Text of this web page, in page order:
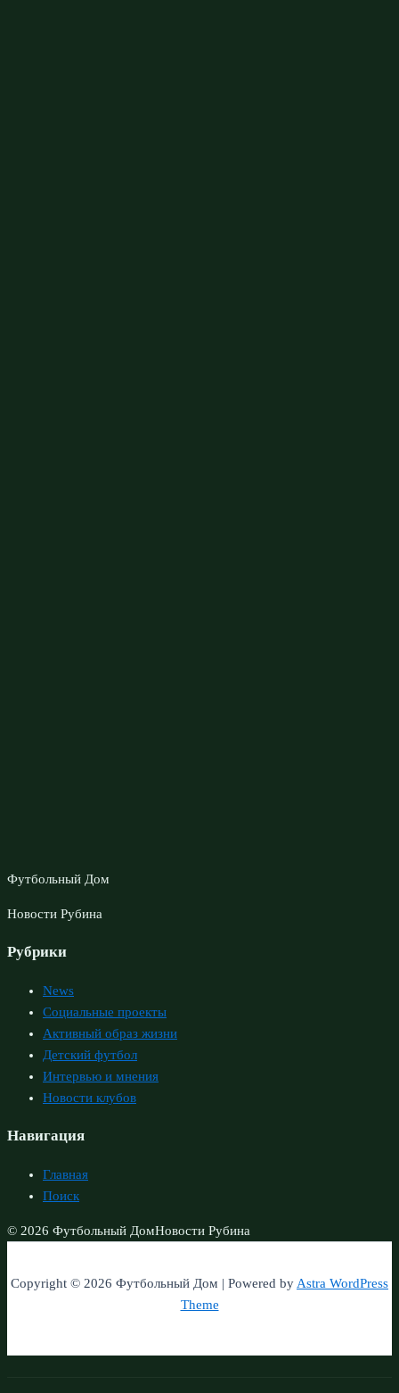
Футбольный Дом
Новости Рубина
Рубрики
News
Социальные проекты
Активный образ жизни
Детский футбол
Интервью и мнения
Новости клубов
Навигация
Главная
Поиск
© 2026 Футбольный ДомНовости Рубина
Copyright © 2026 Футбольный Дом | Powered byAstra WordPress
Theme